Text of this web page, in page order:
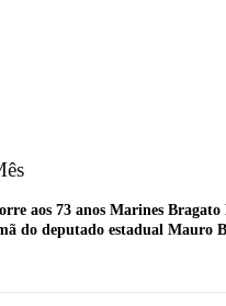
aos 73 anos Marines
do deputado estadual Mauro